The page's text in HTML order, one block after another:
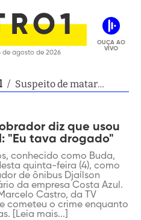
de agosto de 2026
OUÇA AO
VIVO
/ Suspeito de matar
"Eu tava drogado"
diz que usou
"Eu tava drogado"
conhecido como Buda,
quinta-feira (4), como
de ônibus Djaílson
da empresa Costa Azul.
Castro, da TV
cometeu o crime enquanto
[Leia mais...]